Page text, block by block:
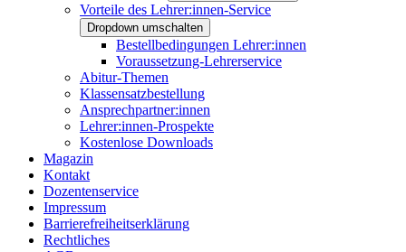
Vorteile des Lehrer:innen-Service
Dropdown umschalten
Bestellbedingungen Lehrer:innen
Voraussetzung-Lehrerservice
Abitur-Themen
Klassensatzbestellung
Ansprechpartner:innen
Lehrer:innen-Prospekte
Kostenlose Downloads
Magazin
Kontakt
Dozentenservice
Impressum
Barrierefreiheitserklärung
Rechtliches